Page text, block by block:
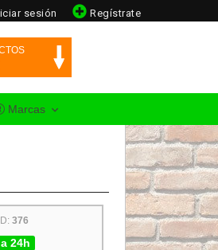
Regístrate
sesión
Marcas
376
24h